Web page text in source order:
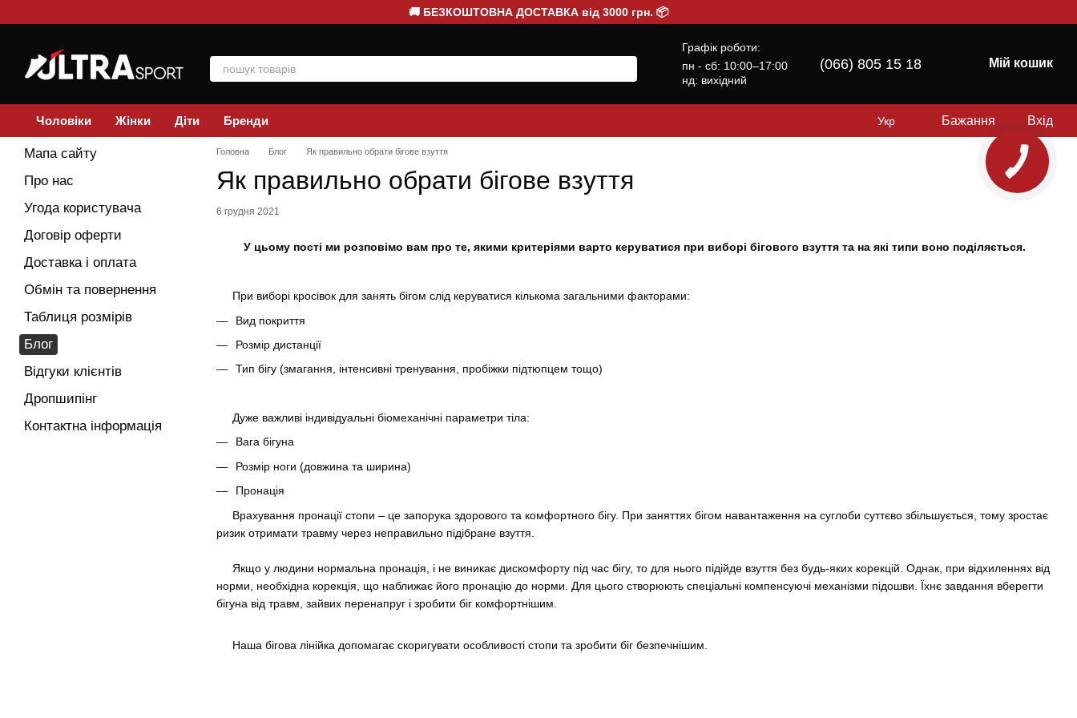
🚚 БЕЗКОШТОВНА ДОСТАВКА від 3000 грн. 📦
Графік роботи:
пн - сб: 10:00–17:00
нд: вихідний
(066) 805 15 18 Мій кошик
Чоловіки Жінки Діти Бренди Укр Бажання Вхід
Головна Блог Як правильно обрати бігове взуття
Як правильно обрати бігове взуття
6 грудня 2021
У цьому пості ми розповімо вам про те, якими критеріями варто керуватися при виборі бігового взуття та на які типи воно поділяється.
При виборі кросівок для занять бігом слід керуватися кількома загальними факторами:
Вид покриття
Розмір дистанції
Тип бігу (змагання, інтенсивні тренування, пробіжки підтюпцем тощо)
Дуже важливі індивідуальні біомеханічні параметри тіла:
Вага бігуна
Розмір ноги (довжина та ширина)
Пронація
Врахування пронації стопи – це запорука здорового та комфортного бігу. При заняттях бігом навантаження на суглоби суттєво збільшується, тому зростає
ризик отримати травму через неправильно підібране взуття.
Якщо у людини нормальна пронація, і не виникає дискомфорту під час бігу, то для нього підійде взуття без будь-яких корекцій. Однак, при відхиленнях від
норми, необхідна корекція, що наближає його пронацію до норми. Для цього створюють спеціальні компенсуючі механізми підошви. Їхнє завдання вберегти
бігуна від травм, зайвих перенапруг і зробити біг комфортнішим.
Наша бігова лінійка допомагає скоригувати особливості стопи та зробити біг безпечнішим.
Мапа сайту
Про нас
Угода користувача
Договір оферти
Доставка і оплата
Обмін та повернення
Таблиця розмірів
Блог
Відгуки клієнтів
Дропшипінг
Контактна інформація